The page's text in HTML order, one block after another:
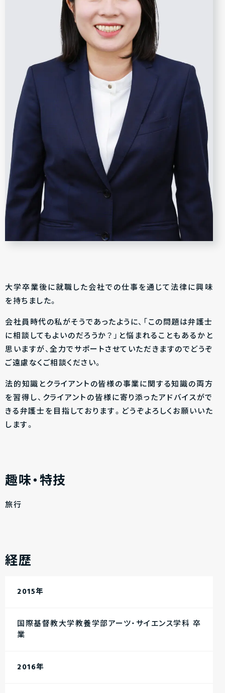
大学卒業後に就職した会社での仕事を通じて法律に興味
を持ちました。
会社員時代の私がそうであったように、「この問題は弁護士
に相談してもよいのだろうか？」と悩まれることもあるかと
思いますが、全力でサポートさせていただきますのでどうぞ
ご遠慮なくご相談ください。
法的知識とクライアントの皆様の事業に関する知識の両方
を習得し、クライアントの皆様に寄り添ったアドバイスがで
きる弁護士を目指しております。どうぞよろしくお願いいた
します。
趣味・特技
旅行
経歴
2015年
国際基督教大学教養学部アーツ・サイエンス学科 卒
業
2016年